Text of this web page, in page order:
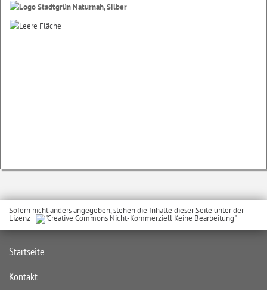
Sofern nicht anders angegeben, stehen die Inhalte dieser Seite unter der
Lizenz
Startseite
Kontakt